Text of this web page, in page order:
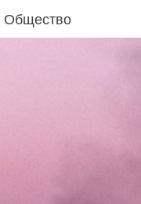
Общество